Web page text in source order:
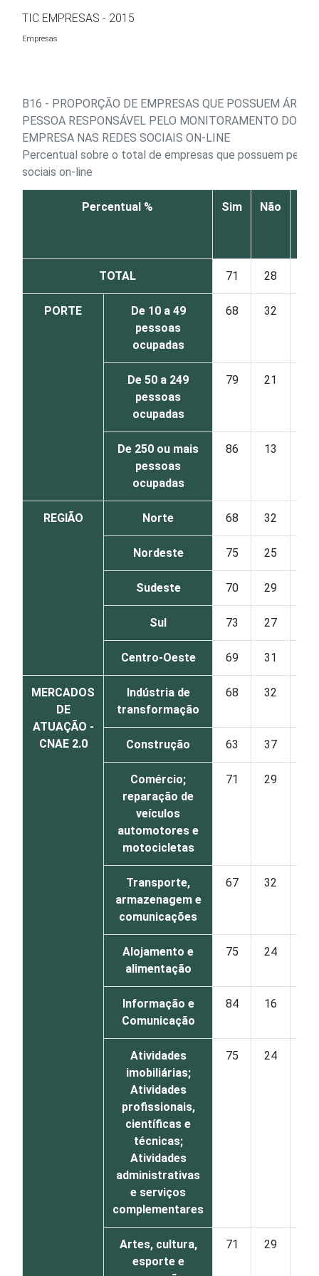
TIC EMPRESAS - 2015
Empresas
B16 - PROPORÇÃO DE EMPRESAS QUE POSSUEM ÁREA
PESSOA RESPONSÁVEL PELO MONITORAMENTO DO
EMPRESA NAS REDES SOCIAIS ON-LINE
Percentual sobre o total de empresas que possuem perfil
sociais on-line
Percentual % Sim Não
TOTAL 71 28
PORTE
De 10 a 49
pessoas
ocupadas
68 32
De 50 a 249
pessoas
ocupadas
79 21
De 250 ou mais
pessoas
ocupadas
86 13
REGIÃO Norte 68 32
Nordeste 75 25
Sudeste 70 29
Sul 73 27
Centro-Oeste 69 31
MERCADOS
DE
ATUAÇÃO -
CNAE 2.0
Indústria de
transformação
68 32
Construção 63 37
Comércio;
reparação de
veículos
automotores e
motocicletas
71 29
Transporte,
armazenagem e
comunicações
67 32
Alojamento e
alimentação
75 24
Informação e
Comunicação
84 16
Atividades
imobiliárias;
Atividades
profissionais,
científicas e
técnicas;
Atividades
administrativas
e serviços
complementares
75 24
Artes, cultura,
esporte e
71 29